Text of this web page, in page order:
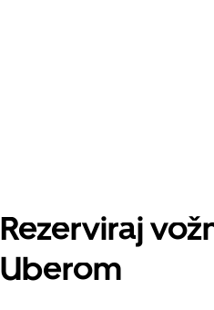
Rezerviraj
Uberom